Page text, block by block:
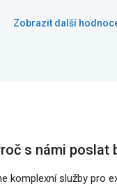
Zobrazit další
s námi poslat
komplexní služby pro